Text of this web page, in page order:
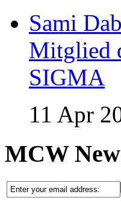
Sami
Mitglied
SIGMA
11 Apr
MCW